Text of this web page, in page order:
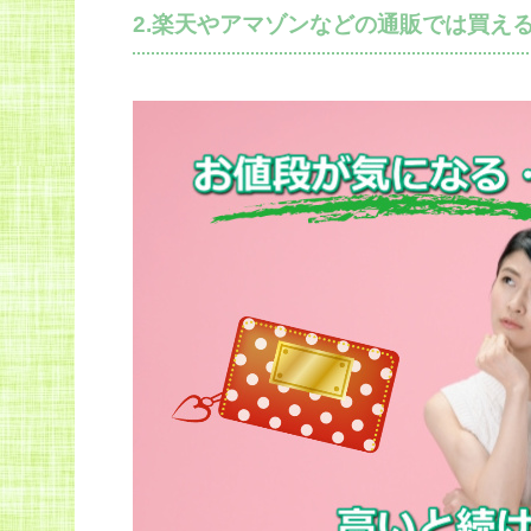
2.楽天やアマゾンなどの通販では買え